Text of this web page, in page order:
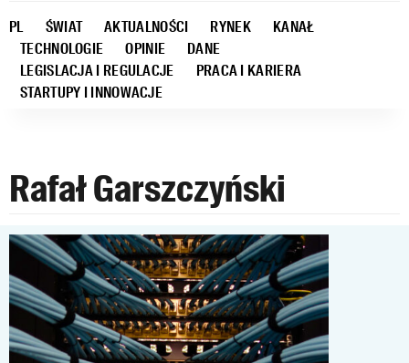
PL ŚWIAT AKTUALNOŚCI RYNEK
KANAŁ
TECHNOLOGIE
OPINIE
DANE
LEGISLACJA I REGULACJE
PRACA I KARIERA
STARTUPY I INNOWACJE
Rafał Garszczyński